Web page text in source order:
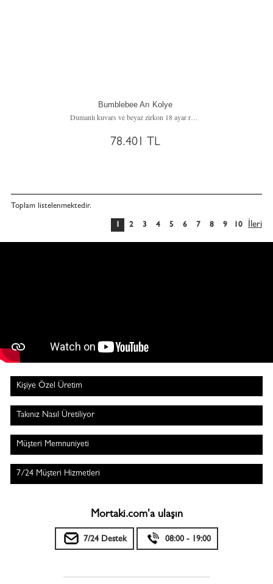
Bumblebee Arı Kolye
Dumanlı kuvars ve beyaz zirkon 18 ayar rose altın kolye (40 cm altın rolo zincir)
78.401 TL
Toplam listelenmektedir.
İleri
1 2 3 4 5 6 7 8 9 10
Kişiye Özel Üretim
Takınız Nasıl Üretiliyor
Müşteri Memnuniyeti
7/24 Müşteri Hizmetleri
Mortaki.com'a ulaşın
7/24 Destek 08:00 - 19:00